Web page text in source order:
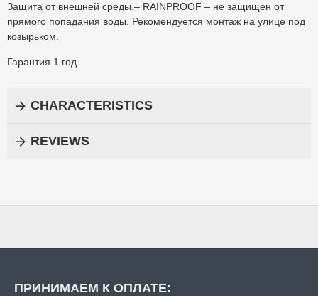
Защита от внешней среды,– RAINPROOF – не защищен от
прямого попадания воды. Рекомендуется монтаж на улице под
козырьком.
Гарантия 1 год
CHARACTERISTICS
REVIEWS
ПРИНИМАЕМ К ОПЛАТЕ: